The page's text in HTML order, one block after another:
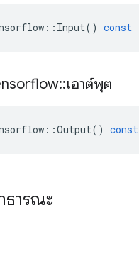
:: Input() const
::เอาต์พุต
::Output() const
ารณะ